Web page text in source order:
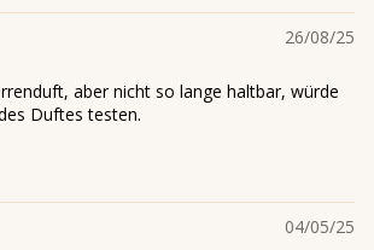
26/08/25
aber nicht so lange haltbar, würde
Duftes testen.
04/05/25